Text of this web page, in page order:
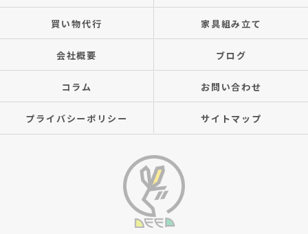
買い物代行 家具組み立て
会社概要 ブログ
コラム お問い合わせ
プライバシーポリシー サイトマップ